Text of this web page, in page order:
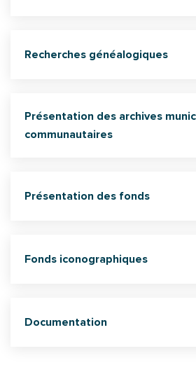
Recherches généalogiques
Présentation des archives
communautaires
Présentation des fonds
Fonds iconographiques
Documentation